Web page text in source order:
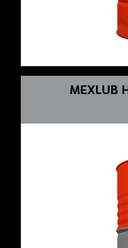
MEXLUB